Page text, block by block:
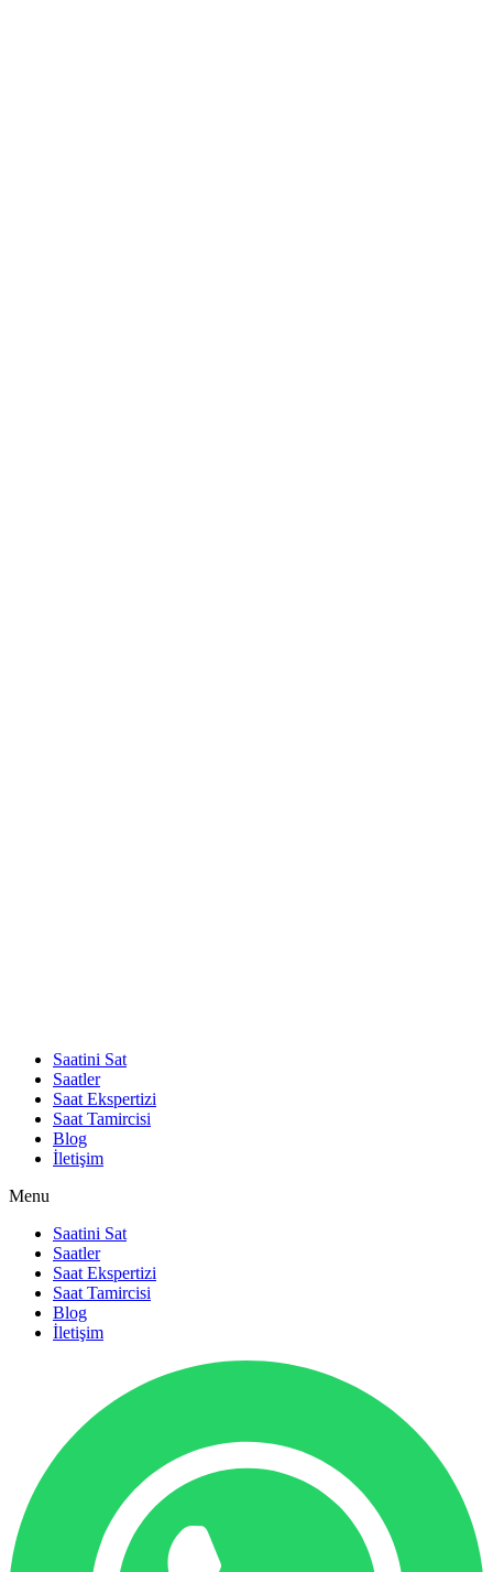
Saatini Sat
Saatler
Saat Ekspertizi
Saat Tamircisi
Blog
İletişim
Menu
Saatini Sat
Saatler
Saat Ekspertizi
Saat Tamircisi
Blog
İletişim